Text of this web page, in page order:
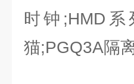
时钟;HMD
猫;PGQ3A隔